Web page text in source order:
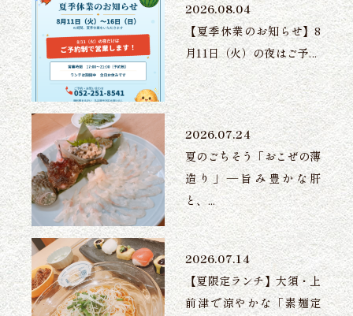
2026.08.04
【夏季休業のお知らせ】8
月11日（火）の夜はご予...
2026.07.24
夏のごちそう「おこぜの薄
造り」―旨み豊かな肝
と、...
2026.07.14
【夏限定ランチ】大須・上
前津で涼やかな「素麺定